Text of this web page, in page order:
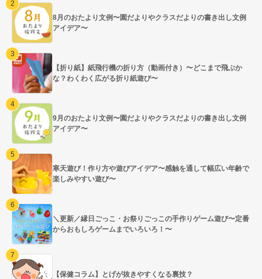
8月のおたより文例〜園だよりやクラスだよりの書き出し文例
アイデア〜
【折り紙】紙飛行機の折り方（動画付き）〜どこまで飛ぶか
な？わくわく広がる折り紙遊び〜
9月のおたより文例〜園だよりやクラスだよりの書き出し文例
アイデア〜
寒天遊び！作り方や遊びアイデア〜感触を通して幅広い年齢で
楽しみやすい遊び〜
＼更新／縁日ごっこ・お祭りごっこの手作りゲーム遊び〜定番
からおもしろゲームまでいろいろ！〜
【保健コラム】とげが抜きやすくなる裏技？